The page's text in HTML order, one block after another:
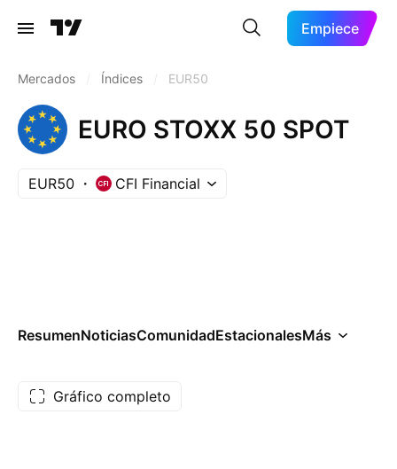
Empiece
Mercados Índices EUR50
EURO STOXX 50 SPOT
EUR50 CFI Financial
ResumenNoticiasComunidadEstacionalesMás
Gráfico completo